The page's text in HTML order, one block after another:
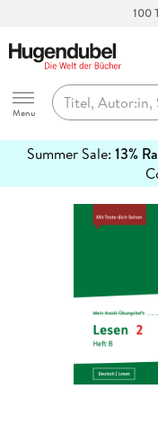
100
Hugendubel
Menu
Summer Sale: 13%
erfahren